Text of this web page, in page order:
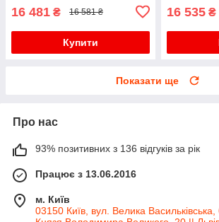
16 481 ₴ 16 581 ₴
Купити
16 535 ₴
Показати ще
Про нас
93% позитивних з 136 відгуків за рік
Працює з 13.06.2016
м. Київ
03150 Київ, вул. Велика Васильківська,